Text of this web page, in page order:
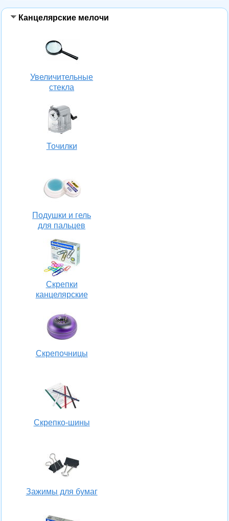
Канцелярские мелочи
Увеличительные
стекла
Точилки
Подушки и гель
для пальцев
Скрепки
канцелярские
Скрепочницы
Скрепко-шины
Зажимы для бумаг